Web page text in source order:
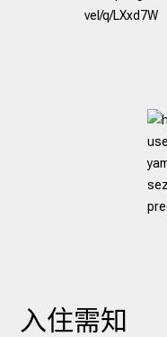
入住需知